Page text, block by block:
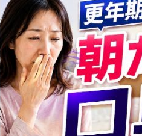
無痛治療